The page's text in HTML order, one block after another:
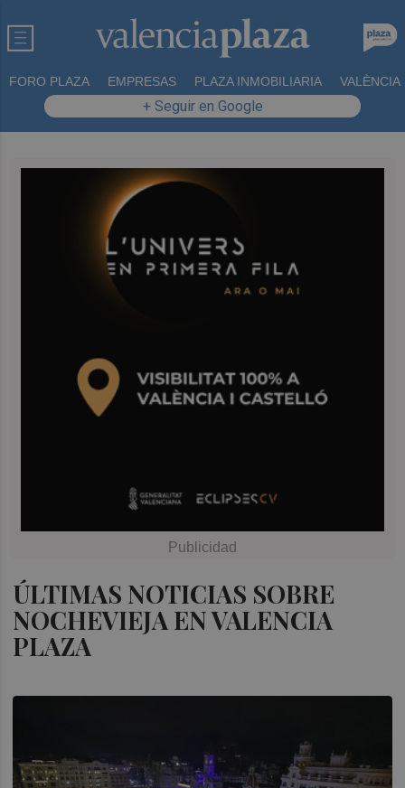
FORO PLAZA EMPRESAS PLAZA INMOBILIARIA VALÈNCIA
+ Seguir en Google
ÚLTIMAS NOTICIAS SOBRE
NOCHEVIEJA EN VALENCIA
PLAZA